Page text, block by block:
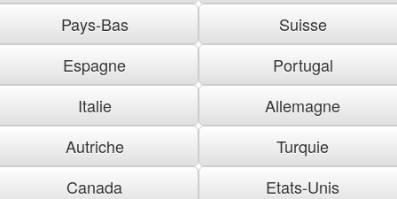
Pays-Bas
Suisse
Espagne
Portugal
Italie
Allemagne
Autriche
Turquie
Canada
Etats-Unis